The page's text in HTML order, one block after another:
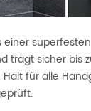
trägt sicher bis
für alle